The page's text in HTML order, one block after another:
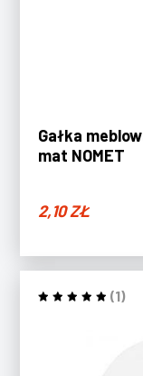
Gałka
mat NOMET
2,10ZŁ
(1)